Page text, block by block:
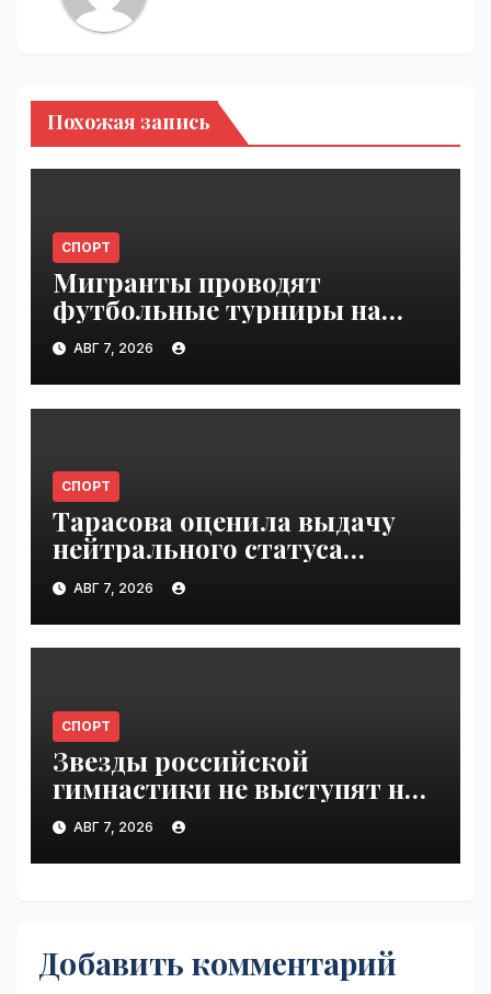
Похожая запись
СПОРТ
Мигранты проводят
футбольные турниры на
пляже в Сеуте | VseTime.ru
АВГ 7, 2026
СПОРТ
Тарасова оценила выдачу
нейтрального статуса
Валиевой и Трусовой |
VseTime.ru
АВГ 7, 2026
СПОРТ
Звезды российской
гимнастики не выступят на
ЧЕ из-за отказа в визах |
VseTime.ru
АВГ 7, 2026
Добавить комментарий